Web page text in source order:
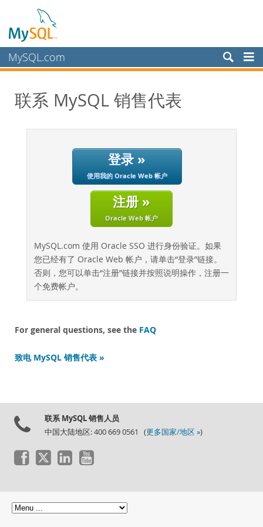
MySQL.com
服务
开发人员专区
联系 MySQL 销售代表
登录 »
使用我的 Oracle Web 帐户
注册 »
Oracle Web 帐户
MySQL.com 使用 Oracle SSO 进行身份验证。如果
您已经有了 Oracle Web 帐户，请单击“登录”链接。
否则，您可以单击“注册”链接并按照说明操作，注册一
个免费帐户。
For general questions, see the FAQ
致电 MySQL 销售代表 »
联系 MySQL 销售人员
中国大陆地区: 400 669 0561 (更多国家/地区 »)